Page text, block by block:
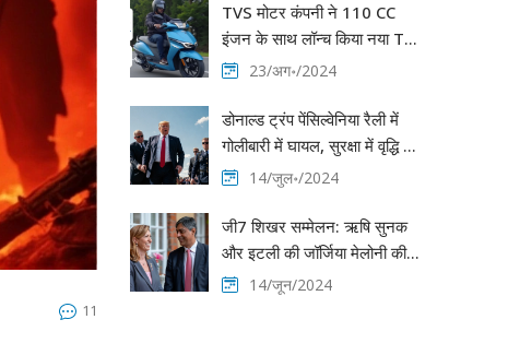
11
TVS मोटर कंपनी ने 110 CC
इंजन के साथ लॉन्च किया नया TVS
Jupiter 2024, मिलेगी कई बेजोड़
23/अग॰/2024
डोनाल्ड ट्रंप पेंसिल्वेनिया रैली में
गोलीबारी में घायल, सुरक्षा में वृद्धि की
मांग 14/जुल॰/2024
जी7 शिखर सम्मेलन: ऋषि सुनक
और इटली की जॉर्जिया मेलोनी की
गले मिलते क्षण की तस्वीरें वायरल
14/जून/2024